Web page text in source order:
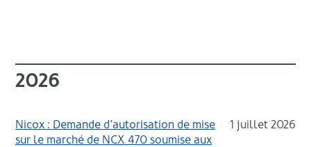
2026
Nicox : Demande d’autorisation de mise
sur le marché de NCX 470 soumise aux
1 juillet 2026